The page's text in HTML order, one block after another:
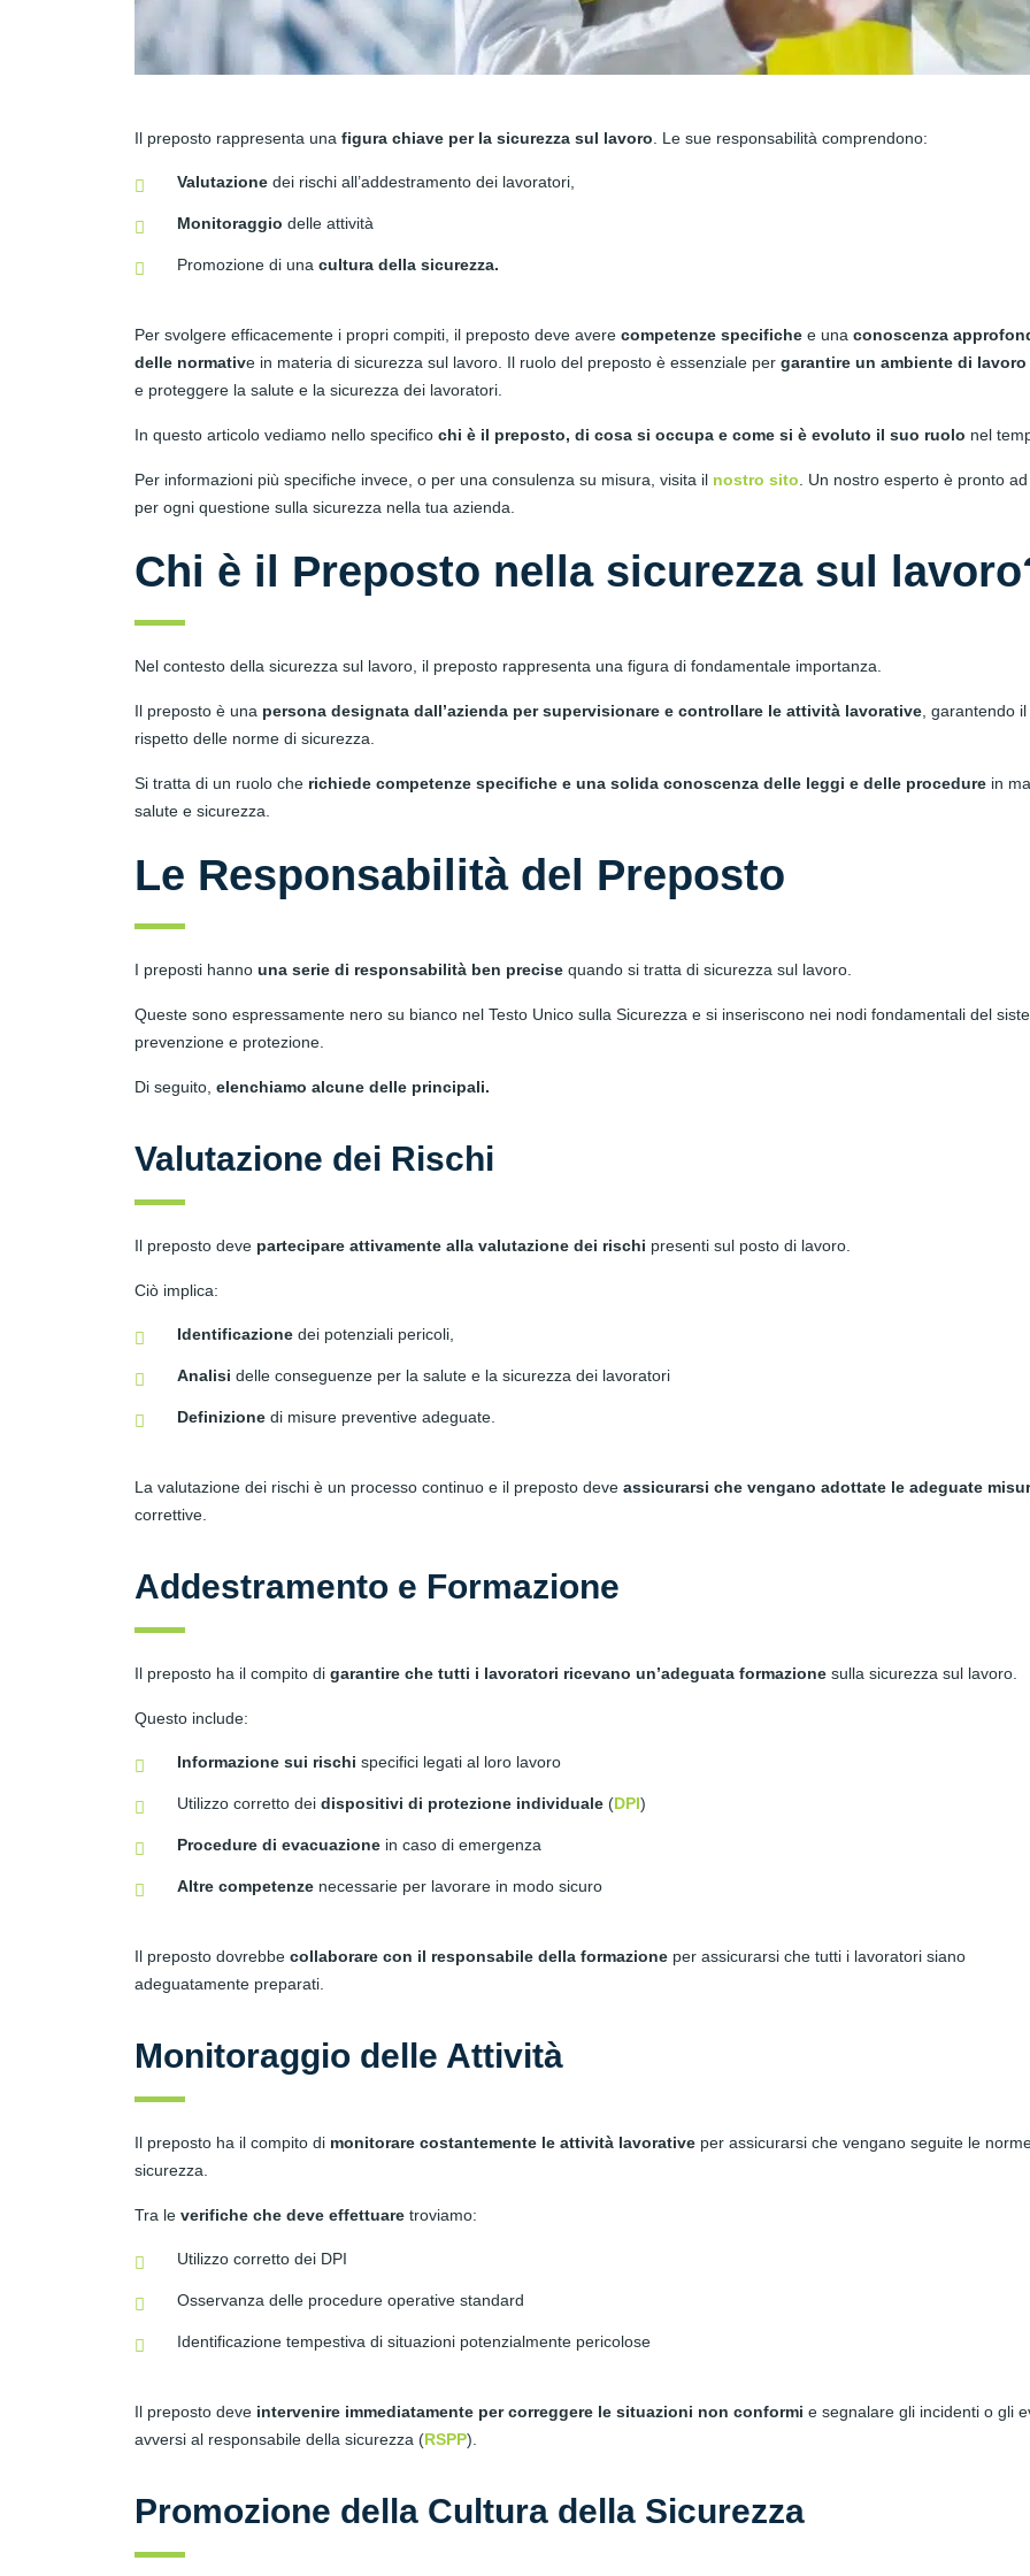
Il preposto rappresenta una figura chiave per la sicurezza sul lavoro. Le sue responsabilità comprendono:
Valutazione dei rischi all’addestramento dei lavoratori,
Monitoraggio delle attività
Promozione di una cultura della sicurezza.
Per svolgere efficacemente i propri compiti, il preposto deve avere competenze specifiche e una conoscenza
delle normative in materia di sicurezza sul lavoro. Il ruolo del preposto è essenziale per garantire un ambiente di
e proteggere la salute e la sicurezza dei lavoratori.
In questo articolo vediamo nello specifico chi è il preposto, di cosa si occupa e come si è evoluto il suo ruolo nel
Per informazioni più specifiche invece, o per una consulenza su misura, visita il nostro sito. Un nostro esperto è pronto
per ogni questione sulla sicurezza nella tua azienda.
Chi è il Preposto nella sicurezza sul
Nel contesto della sicurezza sul lavoro, il preposto rappresenta una figura di fondamentale importanza.
Il preposto è una persona designata dall’azienda per supervisionare e controllare le attività lavorative, garantendo il
rispetto delle norme di sicurezza.
Si tratta di un ruolo che richiede competenze specifiche e una solida conoscenza delle leggi e delle procedure in
salute e sicurezza.
Le Responsabilità del Preposto
I preposti hanno una serie di responsabilità ben precise quando si tratta di sicurezza sul lavoro.
Queste sono espressamente nero su bianco nel Testo Unico sulla Sicurezza e si inseriscono nei nodi fondamentali del
prevenzione e protezione.
Di seguito, elenchiamo alcune delle principali.
Valutazione dei Rischi
Il preposto deve partecipare attivamente alla valutazione dei rischi presenti sul posto di lavoro.
Ciò implica:
Identificazione dei potenziali pericoli,
Analisi delle conseguenze per la salute e la sicurezza dei lavoratori
Definizione di misure preventive adeguate.
La valutazione dei rischi è un processo continuo e il preposto deve assicurarsi che vengano adottate le adeguate
correttive.
Addestramento e Formazione
Il preposto ha il compito di garantire che tutti i lavoratori ricevano un’adeguata formazione sulla sicurezza sul lavoro.
Questo include:
Informazione sui rischi specifici legati al loro lavoro
Utilizzo corretto dei dispositivi di protezione individuale (DPI)
Procedure di evacuazione in caso di emergenza
Altre competenze necessarie per lavorare in modo sicuro
Il preposto dovrebbe collaborare con il responsabile della formazione per assicurarsi che tutti i lavoratori siano
adeguatamente preparati.
Monitoraggio delle Attività
Il preposto ha il compito di monitorare costantemente le attività lavorative per assicurarsi che vengano seguite le
sicurezza.
Tra le verifiche che deve effettuare troviamo:
Utilizzo corretto dei DPI
Osservanza delle procedure operative standard
Identificazione tempestiva di situazioni potenzialmente pericolose
Il preposto deve intervenire immediatamente per correggere le situazioni non conformi e segnalare gli incidenti o gli
avversi al responsabile della sicurezza (RSPP).
Promozione della Cultura della Sicurezza